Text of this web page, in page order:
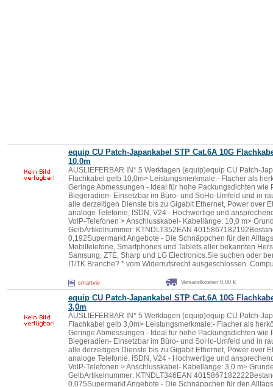
equip CU Patch-Japankabel STP Cat.6A 10G
10,0m
AUSLIEFERBAR IN* 5 Werktagen (equip)equip CU Patch-
Flachkabel gelb 10,0m> Leistungsmerkmale:- Flacher als
Geringe Abmessungen - Ideal für hohe Packungsdichten wie
Biegeradien- Einsetzbar im Büro- und SoHo-Umfeld und in
alle derzeitigen Dienste bis zu Gigabit Ethernet, Power over
analoge Telefonie, ISDN, V24 - Hochwertige und
VoIP-Telefonen > Anschlusskabel- Kabellänge: 10,0 m>
GelbArtikelnummer: KTNDLT352EAN
0,192Supermarkt Angebote - Die Schnäppchen für den
Mobiltelefone, Smartphones und Tablets aller bekannten
Samsung, ZTE, Sharp und LG Electronics.Sie suchen oder
IT/TK Branche? * vom Widerrufsrecht ausgeschlossen.
smartvie Versandkosten 0,00 €
equip CU Patch-Japankabel STP Cat.6A 10G
3,0m
AUSLIEFERBAR IN* 5 Werktagen (equip)equip CU Patch-
Flachkabel gelb 3,0m> Leistungsmerkmale:- Flacher als
Geringe Abmessungen - Ideal für hohe Packungsdichten wie
Biegeradien- Einsetzbar im Büro- und SoHo-Umfeld und in
alle derzeitigen Dienste bis zu Gigabit Ethernet, Power over
analoge Telefonie, ISDN, V24 - Hochwertige und
VoIP-Telefonen > Anschlusskabel- Kabellänge: 3,0 m>
GelbArtikelnummer: KTNDLT346EAN
0,075Supermarkt Angebote - Die Schnäppchen für den